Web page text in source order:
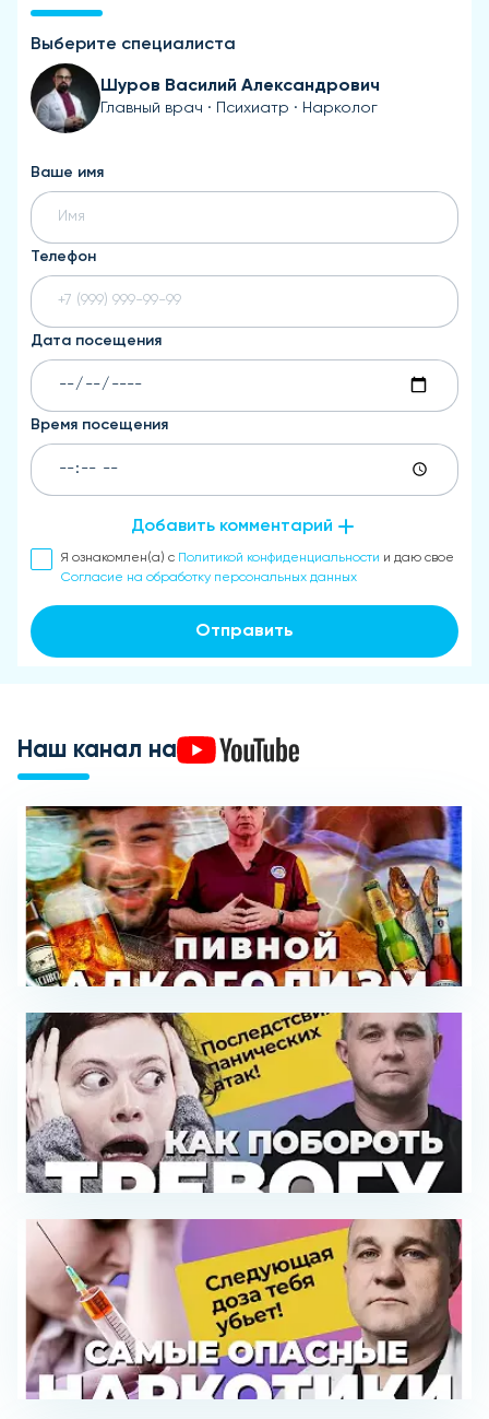
Выберите специалиста
Шуров Василий Александрович
Главный врач · Психиатр · Нарколог
Ваше имя
Телефон
Дата посещения
Время посещения
Добавить комментарий
Я ознакомлен(а) с Политикой конфиденциальности и даю свое
Согласие на обработку персональных данных
Отправить
Наш канал на